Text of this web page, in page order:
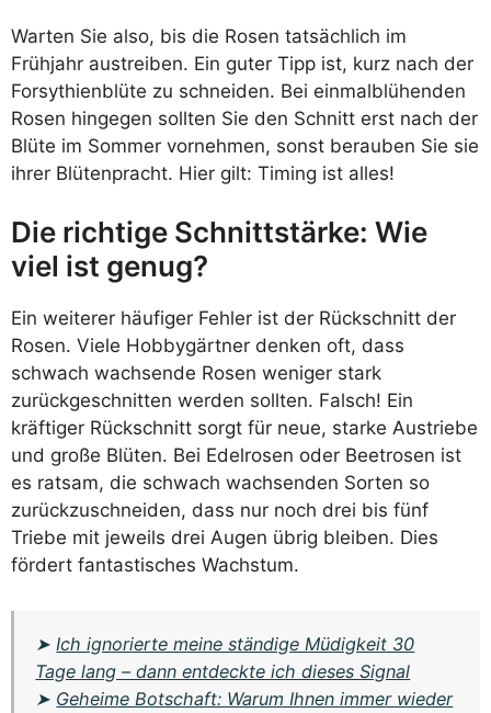
Warten Sie also, bis die Rosen tatsächlich im
Frühjahr austreiben. Ein guter Tipp ist, kurz nach der
Forsythienblüte zu schneiden. Bei einmalblühenden
Rosen hingegen sollten Sie den Schnitt erst nach der
Blüte im Sommer vornehmen, sonst berauben Sie sie
ihrer Blütenpracht. Hier gilt: Timing ist alles!
Die richtige Schnittstärke: Wie
viel ist genug?
Ein weiterer häufiger Fehler ist der Rückschnitt der
Rosen. Viele Hobbygärtner denken oft, dass
schwach wachsende Rosen weniger stark
zurückgeschnitten werden sollten. Falsch! Ein
kräftiger Rückschnitt sorgt für neue, starke Austriebe
und große Blüten. Bei Edelrosen oder Beetrosen ist
es ratsam, die schwach wachsenden Sorten so
zurückzuschneiden, dass nur noch drei bis fünf
Triebe mit jeweils drei Augen übrig bleiben. Dies
fördert fantastisches Wachstum.
➤ Ich ignorierte meine ständige Müdigkeit 30
Tage lang – dann entdeckte ich dieses Signal
➤ Geheime Botschaft: Warum Ihnen immer wieder